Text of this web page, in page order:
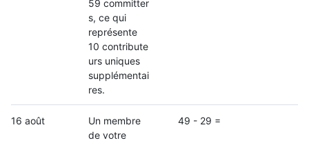
59 committer
s, ce qui
représente
10 contribute
urs uniques
supplémentai
res.
16 août
Un membre
de votre
49 - 29 =